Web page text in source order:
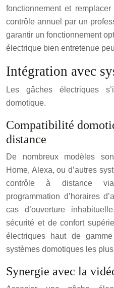
fonctionnement et
contrôle annuel par un
garantir un fonctionnement
électrique bien entretenue
Intégration avec
Les gâches électriques
domotique.
Compatibilité
distance
De nombreux modèles
Home, Alexa, ou d’autres
contrôle à distance
programmation d’horaires
cas d’ouverture
sécurité et de confort
électriques haut de
systèmes domotiques les
Synergie avec la